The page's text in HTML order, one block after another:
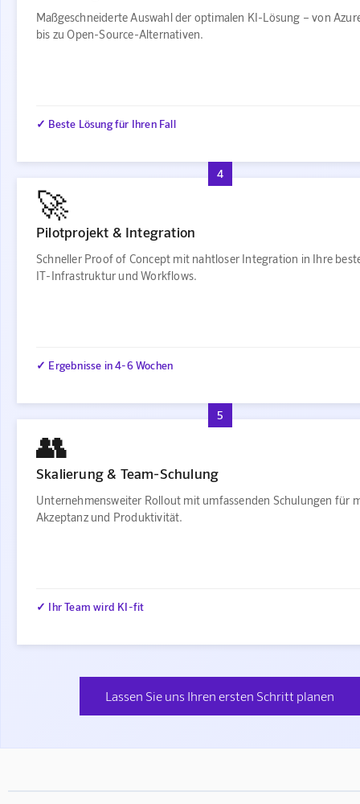
Maßgeschneiderte Auswahl der optimalen KI-Lösung – von
bis zu Open-Source-Alternativen.
✓ Beste Lösung für Ihren Fall
4
🚀
Pilotprojekt & Integration
Schneller Proof of Concept mit nahtloser Integration in Ihre
IT-Infrastruktur und Workflows.
✓ Ergebnisse in 4-6 Wochen
5
👥
Skalierung & Team-Schulung
Unternehmensweiter Rollout mit umfassenden Schulungen für
Akzeptanz und Produktivität.
✓ Ihr Team wird KI-fit
Lassen Sie uns Ihren ersten Schritt planen